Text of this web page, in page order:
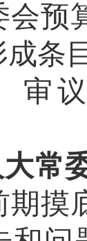
会预
条
审
常
期摸